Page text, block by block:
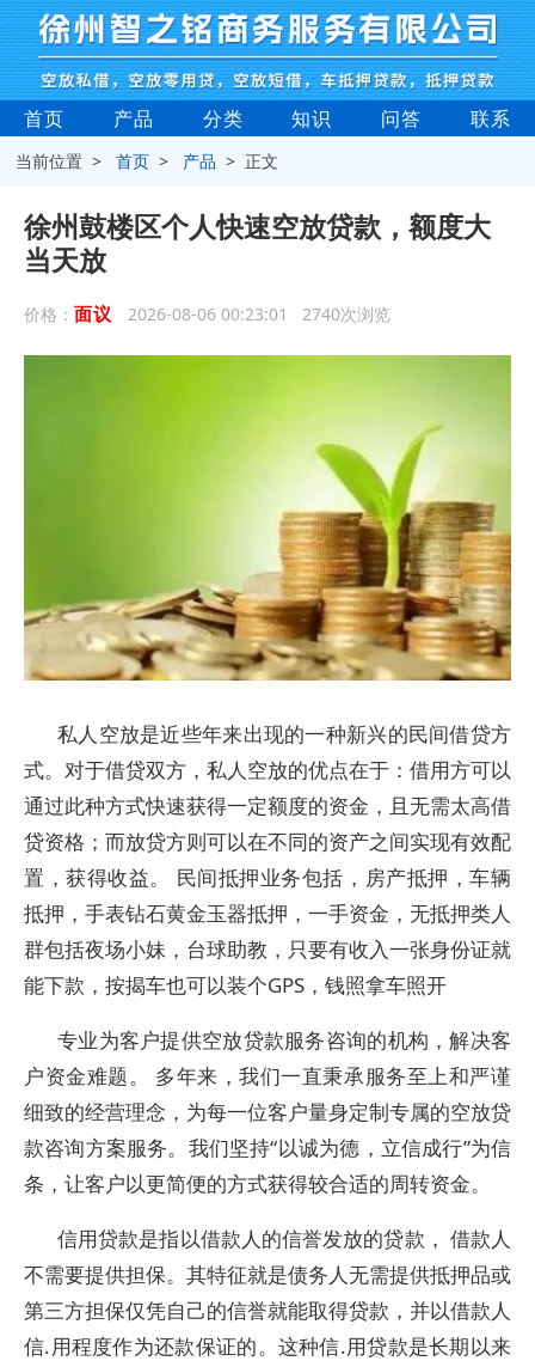
首页 产品 分类 知识 问答 联系
当前位置 >首页 > 产品 > 正文
徐州鼓楼区个人快速空放贷款，额度大
当天放
价格： 面议 2026-08-06 00:23:01 2740次浏览
私人空放是近些年来出现的一种新兴的民间借贷方
式。对于借贷双方，私人空放的优点在于：借用方可以
通过此种方式快速获得一定额度的资金，且无需太高借
贷资格；而放贷方则可以在不同的资产之间实现有效配
置，获得收益。 民间抵押业务包括，房产抵押，车辆
抵押，手表钻石黄金玉器抵押，一手资金，无抵押类人
群包括夜场小妹，台球助教，只要有收入一张身份证就
能下款，按揭车也可以装个GPS，钱照拿车照开
专业为客户提供空放贷款服务咨询的机构，解决客
户资金难题。 多年来，我们一直秉承服务至上和严谨
细致的经营理念，为每一位客户量身定制专属的空放贷
款咨询方案服务。我们坚持“以诚为德，立信成行”为信
条，让客户以更简便的方式获得较合适的周转资金。
信用贷款是指以借款人的信誉发放的贷款， 借款人
不需要提供担保。其特征就是债务人无需提供抵押品或
第三方担保仅凭自己的信誉就能取得贷款，并以借款人
信.用程度作为还款保证的。这种信.用贷款是长期以来